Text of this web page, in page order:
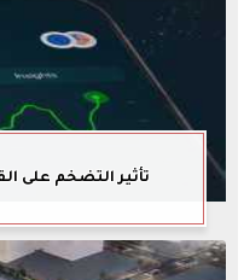
تأثير التضخم على